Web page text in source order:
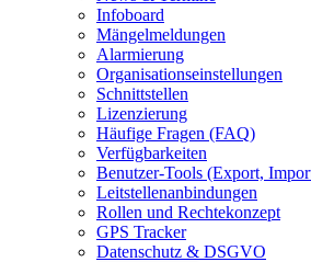
Infoboard
Mängelmeldungen
Alarmierung
Organisationseinstellungen
Schnittstellen
Lizenzierung
Häufige Fragen (FAQ)
Verfügbarkeiten
Benutzer-Tools (Export,
Leitstellenanbindungen
Rollen und Rechtekonzept
GPS Tracker
Datenschutz & DSGVO